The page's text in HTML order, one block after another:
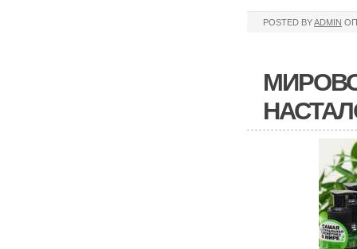
POSTED BYADMIN